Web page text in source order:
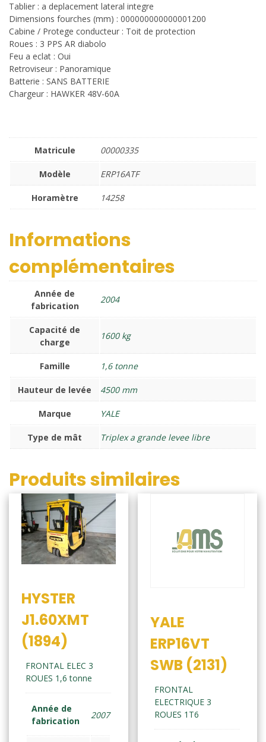
Tablier : a deplacement lateral integre
Dimensions fourches (mm) : 000000000000001200
Cabine / Protege conducteur : Toit de protection
Roues : 3 PPS AR diabolo
Feu a eclat : Oui
Retroviseur : Panoramique
Batterie : SANS BATTERIE
Chargeur : HAWKER 48V-60A
Matricule 00000335
Modèle ERP16ATF
Horamètre 14258
Informations
complémentaires
Année de
fabrication
2004
Capacité de
charge
1600 kg
Famille 1,6 tonne
Hauteur de levée 4500 mm
Marque YALE
Type de mât Triplex a grande levee libre
Produits similaires
HYSTER
J1.60XMT
(1894)
FRONTAL ELEC 3
ROUES 1,6 tonne
Année de
fabrication
2007
YALE
ERP16VT
SWB (2131)
FRONTAL
ELECTRIQUE 3
ROUES 1T6